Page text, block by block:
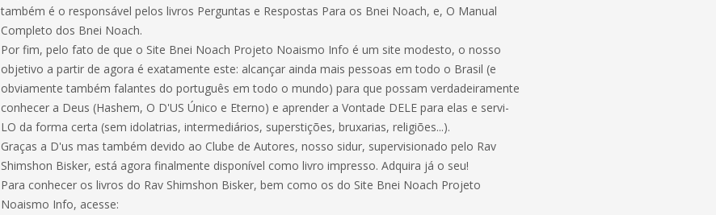
também é o responsável pelos livros Perguntas e Respostas Para os Bnei Noach, e, O Manual
Completo dos Bnei Noach.
Por fim, pelo fato de que o Site Bnei Noach Projeto Noaismo Info é um site modesto, o nosso
objetivo a partir de agora é exatamente este: alcançar ainda mais pessoas em todo o Brasil (e
obviamente também falantes do português em todo o mundo) para que possam verdadeiramente
conhecer a Deus (Hashem, O D'US Único e Eterno) e aprender a Vontade DELE para elas e servi-
LO da forma certa (sem idolatrias, intermediários, superstições, bruxarias, religiões...).
Graças a D'us mas também devido ao Clube de Autores, nosso sidur, supervisionado pelo Rav
Shimshon Bisker, está agora finalmente disponível como livro impresso. Adquira já o seu!
Para conhecer os livros do Rav Shimshon Bisker, bem como os do Site Bnei Noach Projeto
Noaismo Info, acesse: